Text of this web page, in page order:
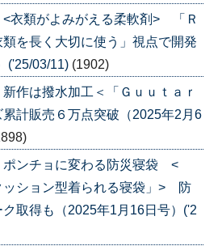
衣類がよみがえる柔軟剤> 「Ｒ
類を長く大切に使う」視点で開発
('25/03/11) (1902)
作は撥水加工＜「Ｇｕｕｔａｒ
累計販売６万点突破（2025年2月6
ポンチョに変わる防災寝袋 <
ッション型着られる寝袋」> 防
取得も（2025年1月16日号）('2